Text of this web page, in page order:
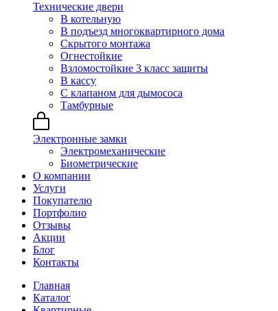
Технические двери
В котельную
В подъезд многоквартирного дома
Скрытого монтажа
Огнестойкие
Взломостойкие 3 класс защиты
В кассу
С клапаном для дымососа
Тамбурные
Электронные замки
Электромеханические
Биометрические
О компании
Услуги
Покупателю
Портфолио
Отзывы
Акции
Блог
Контакты
Главная
Каталог